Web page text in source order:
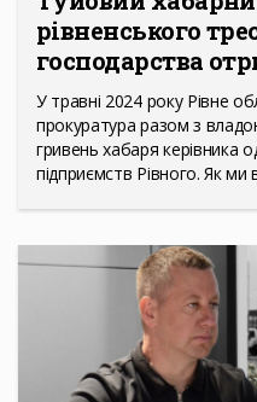
рівненського
господарства
У травні 2024 року Рівне
прокуратура разом з
гривень хабаря керівника
підприємств Рівного. Як